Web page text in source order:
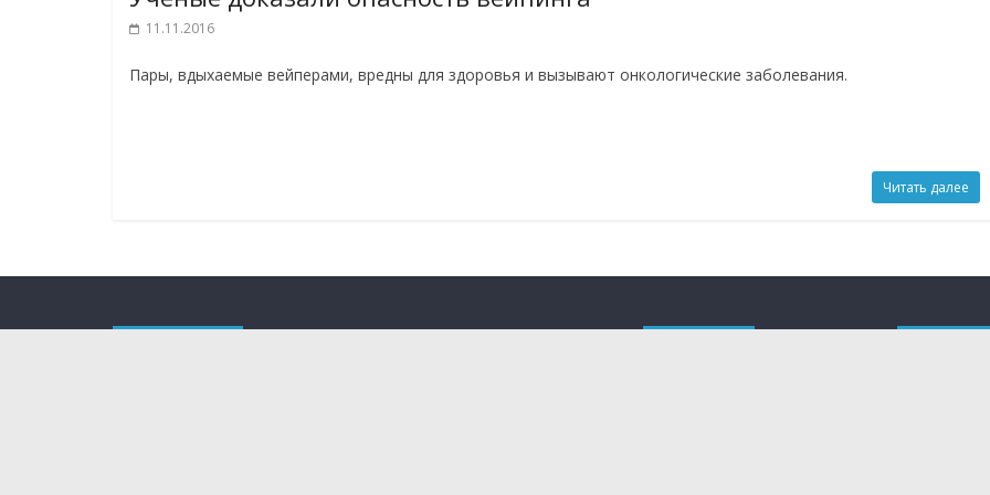
11.11.2016
Пары, вдыхаемые вейперами, вредны для здоровья и вызывают онкологические заболевания.
Читать далее